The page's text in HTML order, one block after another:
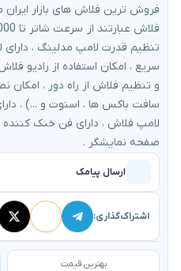
فروش ترین فلاش های بازار
تنظیم قدرت لامپ مدلینگ ، دارای
سریع ، امکان استفاده از رادیو
و تنظیم فلاش از راه دور ،
سافت باکس ها ، اسنوت و ...) ،
لامپ فلاش ، دارای فن خنک کننده
صفحه نمایشگر .
ارسال پیامک
اشتراک‌گذاری:
بهترین قیمت